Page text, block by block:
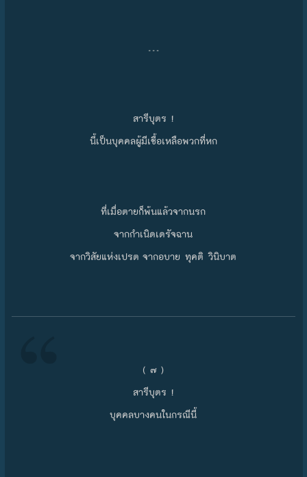
…
สารีบุตร !
นี้เป็นบุคคลผู้มีเชื้อเหลือพวกที่หก
ที่เมื่อตายก็พ้นแล้วจากนรก
จากกำเนิดเดรัจฉาน
จากวิสัยแห่งเปรต จากอบาย ทุคติ วินิบาต
( ๗ )
สารีบุตร !
บุคคลบางคนในกรณีนี้